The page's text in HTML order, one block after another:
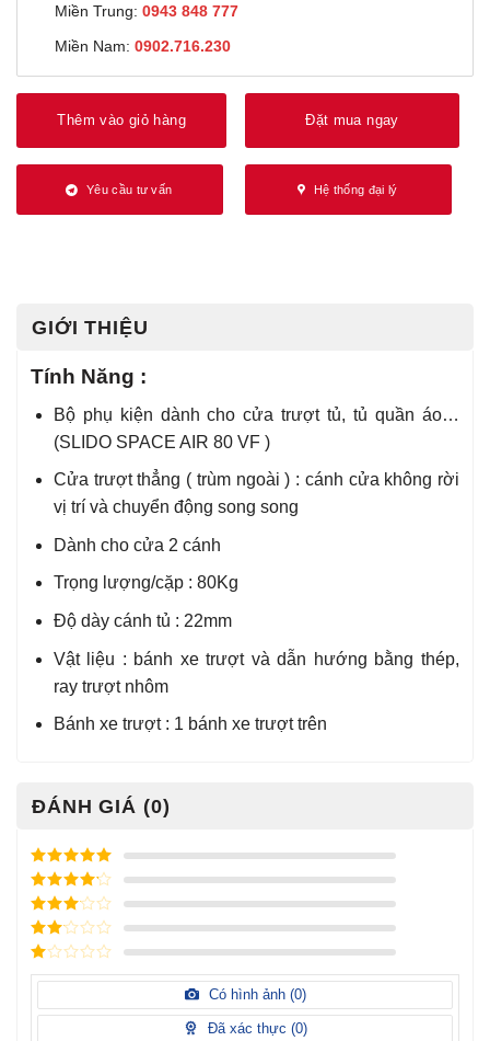
Miền Trung: 0943 848 777
Miền Nam: 0902.716.230
Thêm vào giỏ hàng Đặt mua ngay
Yêu cầu tư vấn Hệ thống đại lý
GIỚI THIỆU
Tính Năng :
Bộ phụ kiện dành cho cửa trượt tủ, tủ quần áo…
(SLIDO SPACE AIR 80 VF )
Cửa trượt thẳng ( trùm ngoài ) : cánh cửa không rời
vị trí và chuyển động song song
Dành cho cửa 2 cánh
Trọng lượng/cặp : 80Kg
Độ dày cánh tủ : 22mm
Vật liệu : bánh xe trượt và dẫn hướng bằng thép,
ray trượt nhôm
Bánh xe trượt : 1 bánh xe trượt trên
ĐÁNH GIÁ (0)
Được xếp
hạng
5
5
sao
Được xếp
hạng
4
5
sao
Được
xếp
hạng3
5 sao
Được
hạng
sao
Được
hạng
1
Có hình ảnh (0)
Đã xác thực (0)